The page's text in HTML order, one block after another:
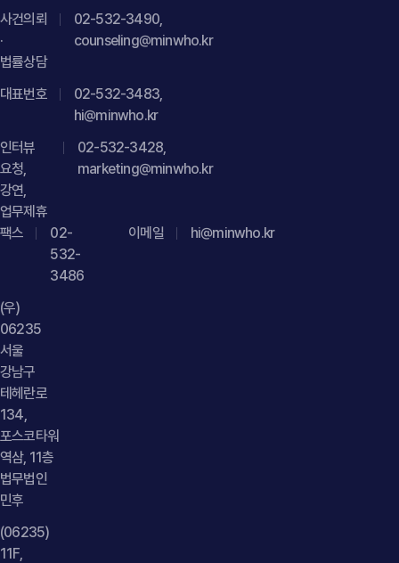
사건의뢰
·
법률상담
02-532-3490,
counseling@minwho.kr
대표번호
02-532-3483,
hi@minwho.kr
인터뷰
요청,
강연,
업무제휴
02-532-3428,
marketing@minwho.kr
팩스
02-
532-
3486
이메일 hi@minwho.kr
(우)
06235
서울
강남구
테헤란로
134,
포스코타워
역삼, 11층
법무법인
민후
(06235)
11F,